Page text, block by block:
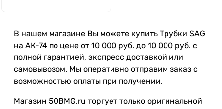
В нашем магазине Вы можете купить Трубки SAG
на АК-74 по цене от 10 000 руб. до 10 000 руб. с
полной гарантией, экспресс доставкой или
самовывозом. Мы оперативно отправим заказ с
возможностью оплаты при получении.
Магазин 50BMG.ru торгует только оригинальной